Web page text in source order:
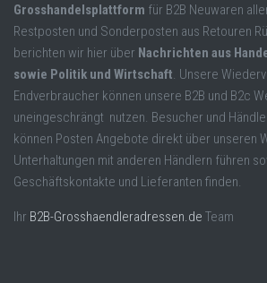
Grosshandelsplattform für B2B Neuwaren
Restposten und Sonderposten aus Retouren
berichten wir hier über Nachrichten aus
sowie Politik und Wirtschaft. Unsere
Endverbraucher können unsere B2B und B2c
uneingeschrängt nutzen. Besucher und
können Posten Angebote direkt über unseren
Unterhaltungen mit anderen Händlern führen
Geschäftskontakte und Lieferanten finden.
Ihr B2B-Grosshaendleradressen.de Team